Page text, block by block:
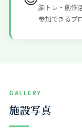
脳トレ・創作
参加できるプ
GALLERY
施設写真